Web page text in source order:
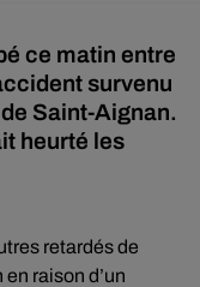
ce matin entre
survenu
Saint-Aignan.
heurté les
retardés de
raison d’un